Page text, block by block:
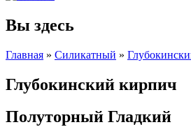
Вы здесь
Главная » Силикатный »
Глубокинский кирпич
Полуторный Гладкий